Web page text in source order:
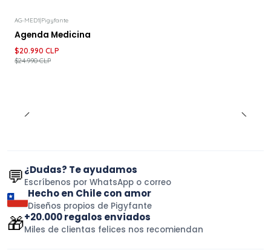
-16%DESCUENTO
AG-MED1|Pigyfante
Agenda Medicina
$20.990 CLP
$24.990 CLP
💬¿Dudas? Te ayudamos
Escríbenos por WhatsApp o correo
Hecho en Chile con amor
Diseños propios de Pigyfante
🎁+20.000 regalos enviados
Miles de clientas felices nos recomiendan